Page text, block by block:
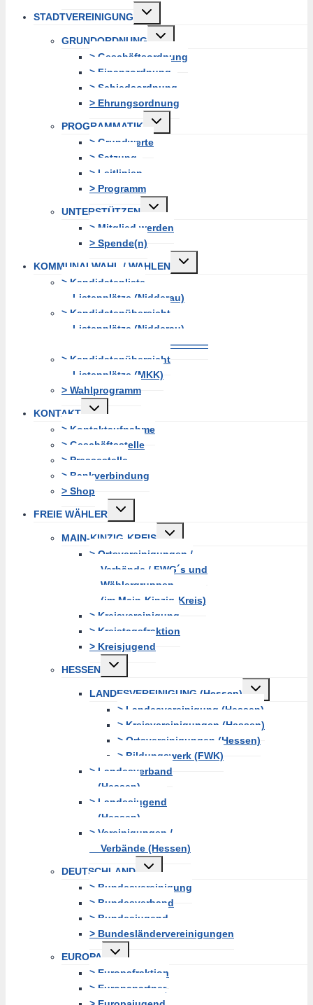
STADTVEREINIGUNG
Untermenü
erweitern
GRUNDORDNUNG
Untermenü
erweitern
> Geschäftsordnung
> Finanzordnung
> Schiedsordnung
> Ehrungsordnung
PROGRAMMATIK
Untermenü
erweitern
> Grundwerte
> Satzung
> Leitlinien
> Programm
UNTERSTÜTZEN
Untermenü
erweitern
> Mitglied werden
> Spende(n)
KOMMUNALWAHL / WAHLEN
Untermenü
erweitern
> Kandidatenliste
Listenplätze (Nidderau)
> Kandidatenübersicht
Listenplätze (Nidderau)
———————————————
> Kandidatenübersicht
Listenplätze (MKK)
> Wahlprogramm
KONTAKT
Untermenü
erweitern
> Kontaktaufnahme
> Geschäftsstelle
> Pressestelle
> Bankverbindung
> Shop
FREIE WÄHLER
Untermenü
erweitern
MAIN-KINZIG-KREIS
Untermenü
erweitern
> Ortsvereinigungen /
Verbände / FWG´s und
Wählergruppen
(im Main-Kinzig-Kreis)
> Kreisvereinigung
> Kreistagsfraktion
> Kreisjugend
HESSEN
Untermenü
erweitern
LANDESVEREINIGUNG (Hessen)
Untermenü
erweitern
> Landesvereinigung (Hessen)
> Kreisvereinigungen (Hessen)
> Ortsvereinigungen (Hessen)
> Bildungswerk (FWK)
> Landesverband
(Hessen)
> Landesjugend
(Hessen)
> Vereinigungen /
Verbände (Hessen)
DEUTSCHLAND
Untermenü
erweitern
> Bundesvereinigung
> Bundesverband
> Bundesjugend
> Bundesländervereinigungen
EUROPA
Untermenü
erweitern
> Europafraktion
> Europapartner